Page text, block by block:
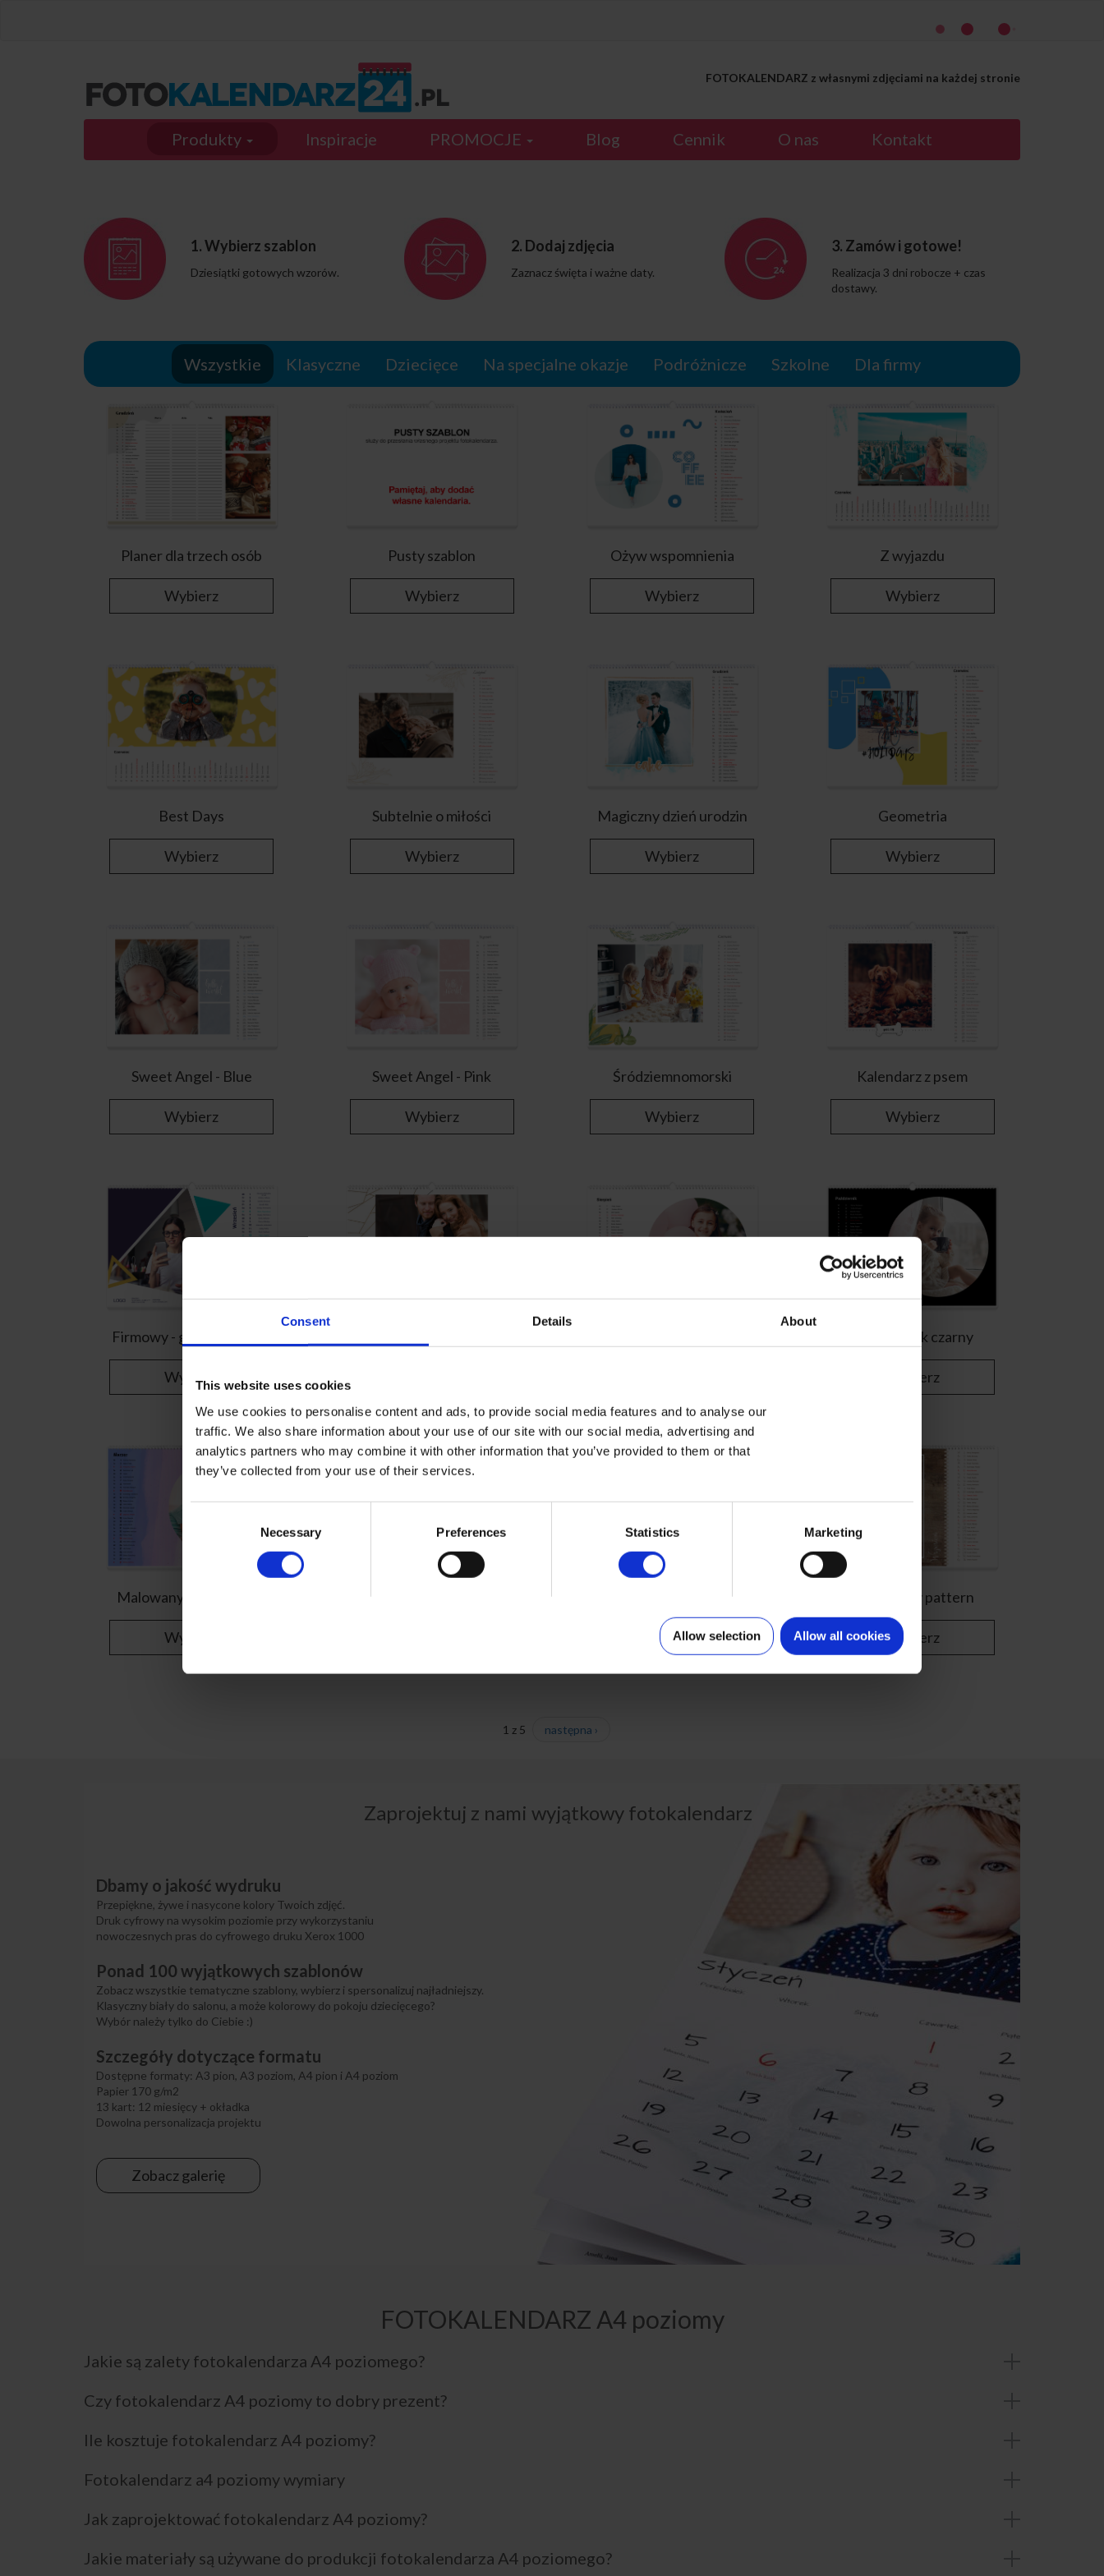
Consent Details About
This website uses cookies
We use cookies to personalise content and ads, to provide social media features and to analyse our
traffic. We also share information about your use of our site with our social media, advertising and
analytics partners who may combine it with other information that you’ve provided to them or that
they’ve collected from your use of their services.
Necessary Preferences Statistics Marketing
Allow selection Allow all cookies
FOTOKALENDARZ z własnymi zdjęciami na każdej stronie
Produkty Inspiracje PROMOCJE Blog Cennik O nas Kontakt
1. Wybierz szablon
Dziesiątki gotowych wzorów.
2. Dodaj zdjęcia
Zaznacz święta i ważne daty.
3. Zamów i gotowe!
Realizacja 3 dni robocze + czas
dostawy.
Wszystkie Klasyczne Dziecięce Na specjalne okazje Podróżnicze Szkolne Dla firmy
Planer dla trzech osób
Wybierz
Pusty szablon
Wybierz
Ożyw wspomnienia
Wybierz
Z wyjazdu
Wybierz
Best Days
Wybierz
Subtelnie o miłości
Wybierz
Magiczny dzień urodzin
Wybierz
Geometria
Wybierz
Sweet Angel - Blue
Wybierz
Sweet Angel - Pink
Wybierz
Śródziemnomorski
Wybierz
Kalendarz z psem
Wybierz
Firmowy - geometryczny
Wybierz
Okrągły rok czarny
Wybierz
Malowany akwarelkami
Wybierz Wybierz
Drewniany pattern
Wybierz
1 z 5 następna ›
Zaprojektuj z nami wyjątkowy fotokalendarz
Dbamy o jakość wydruku
Przepiękne, żywe i nasycone kolory Twoich zdjęć.
Druk cyfrowy na wysokim poziomie przy wykorzystaniu
nowoczesnych pras do cyfrowego druku Xerox 1000
Ponad 100 wyjątkowych szablonów
Zobacz wszystkie tematyczne szablony, wybierz i spersonalizuj najładniejszy.
Klasyczny biały do salonu, a może kolorowy do pokoju dziecięcego?
Wybór należy tylko do Ciebie :)
Szczegóły dotyczące formatu
Dostępne formaty: A3 pion, A3 poziom, A4 pion i A4 poziom
Papier 170 g/m2
13 kart: 12 miesięcy + okładka
Dowolna personalizacja projektu
Zobacz galerię
FOTOKALENDARZ A4 poziomy
Jakie są zalety fotokalendarza A4 poziomego?
Czy fotokalendarz A4 poziomy to dobry prezent?
Ile kosztuje fotokalendarz A4 poziomy?
Fotokalendarz a4 poziomy wymiary
Jak zaprojektować fotokalendarz A4 poziomy?
Jakie materiały są używane do produkcji fotokalendarza A4 poziomego?